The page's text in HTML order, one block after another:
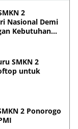
2
Nasional Demi
Kebutuhan
SMKN 2
untuk
2 Ponorogo